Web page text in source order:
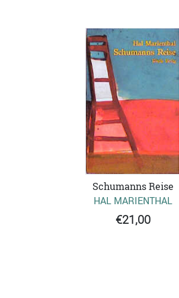
Schumanns Reise
HAL MARIENTHAL
€21,00